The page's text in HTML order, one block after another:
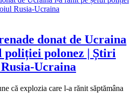
donat de Ucraina
poliției polonez | Știri
Ucraina
că explozia care l-a rănit săptămâna